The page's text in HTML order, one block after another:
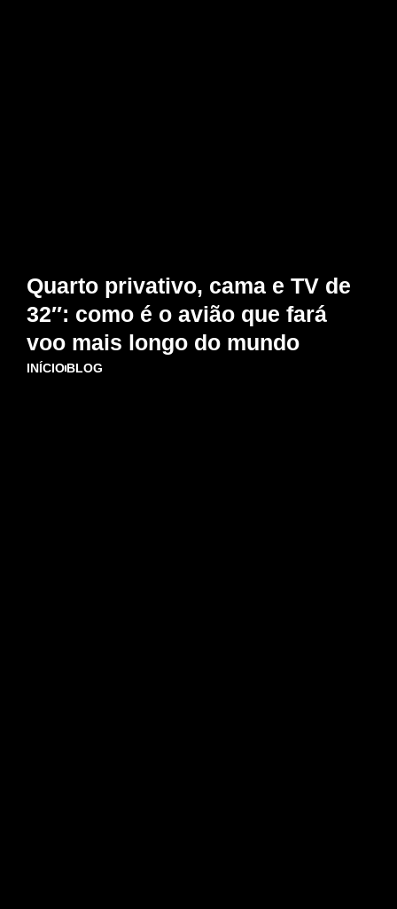
Quarto privativo, cama e TV de
32″: como é o avião que fará
voo mais longo do mundo
INÍCIOBLOG